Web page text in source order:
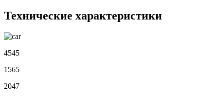
Технические характеристики
4545
1565
2047